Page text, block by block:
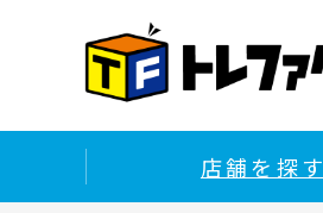
店舗を探す